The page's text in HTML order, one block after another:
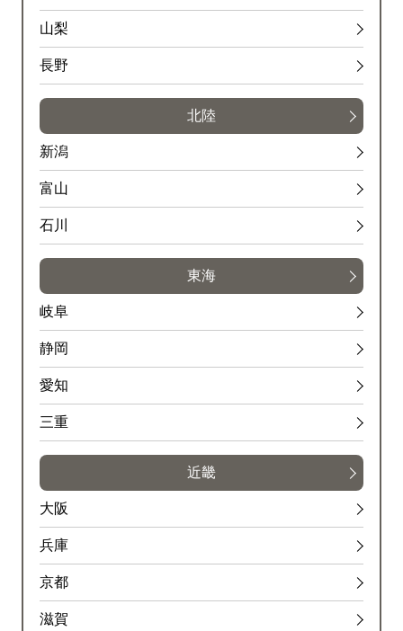
山梨
長野
北陸
新潟
富山
石川
東海
岐阜
静岡
愛知
三重
近畿
大阪
兵庫
京都
滋賀